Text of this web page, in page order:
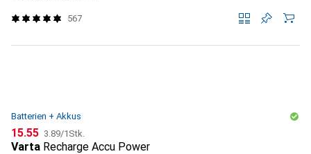
567
Batterien + Akkus
CHF
15.55 CHF
3.89/1Stk.
Varta Recharge Accu Power